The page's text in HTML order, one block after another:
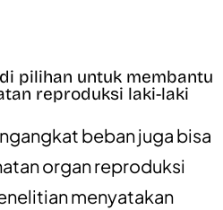
pilihan untuk membantu
reproduksi laki-laki
beban juga bisa
organ reproduksi
menyatakan